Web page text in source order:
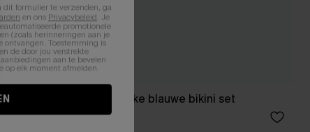
uit
Aantrekkelijke blauwe bikini set
40,00 €
dit formulier te verzenden, ga
en ons Privacybeleid. Je
promotionele
(zoals herinneringen aan je
ontvangen. Toestemming is
de door jou verstrekte
aan te bevelen
op elk moment afmelden.